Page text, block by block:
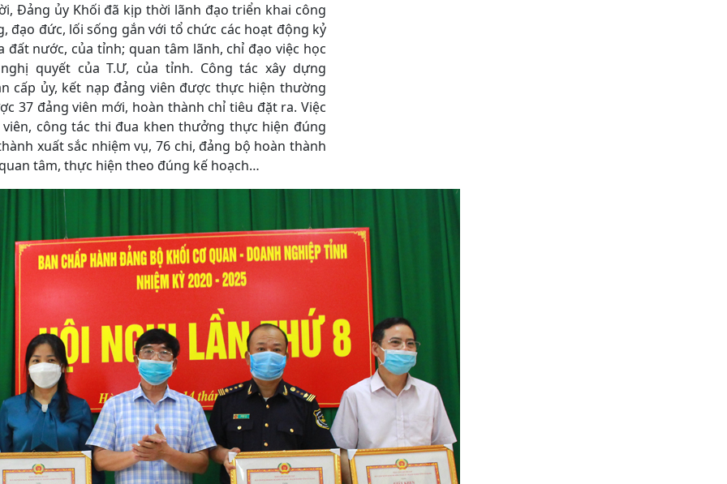
Đảng ủy Khối đã kịp thời lãnh đạo triển khai công
đức, lối sống gắn với tổ chức các hoạt động kỷ
nước, của tỉnh; quan tâm lãnh, chỉ đạo việc học
quyết của T.Ư, của tỉnh. Công tác xây dựng
cấp ủy, kết nạp đảng viên được thực hiện thường
37 đảng viên mới, hoàn thành chỉ tiêu đặt ra. Việc
công tác thi đua khen thưởng thực hiện đúng
xuất sắc nhiệm vụ, 76 chi, đảng bộ hoàn thành
tâm, thực hiện theo đúng kế hoạch…